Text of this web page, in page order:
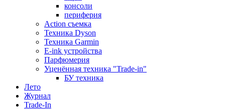
консоли
периферия
Action съемка
Техника Dyson
Техника Garmin
E-ink устройства
Парфюмерия
Уценённая техника "Trade-in"
БУ техника
Лето
Журнал
Trade-In